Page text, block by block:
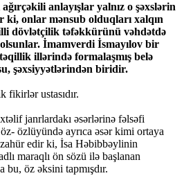
anlayışlar yalnız o şəxslərin
onlar mənsub olduqları xalqın
dövlətçilik təfəkkürünü vəhdətdə
İmamverdi İsmayılov bir
illərində formalaşmış belə
şəxsiyyətlərindən biridir.
fikirlər ustasıdır.
janrlardakı əsərlərinə fəlsəfi
özlüyündə ayrıca əsər kimi ortaya
edir ki, İsa Həbibbəylinin
maraqlı ön sözü ilə başlanan
bu, öz əksini tapmışdır.